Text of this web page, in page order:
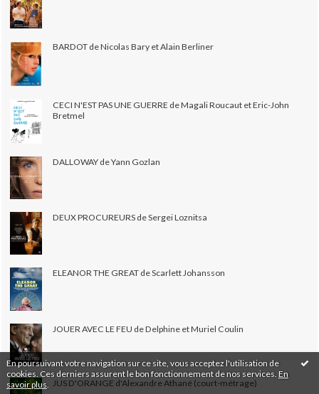
En poursuivant votre navigation sur ce site, vous acceptez l'utilisation de
cookies. Ces derniers assurent le bon fonctionnement de nos services. En
savoir plus
BARDOT de Nicolas Bary et Alain Berliner
CECI N'EST PAS UNE GUERRE de Magali Roucaut et Eric-John
Bretmel
DALLOWAY de Yann Gozlan
DEUX PROCUREURS de Sergei Loznitsa
ELEANOR THE GREAT de Scarlett Johansson
JOUER AVEC LE FEU de Delphine et Muriel Coulin
JUS D'ORANGE d'Alexandre Athané (court-métrage)